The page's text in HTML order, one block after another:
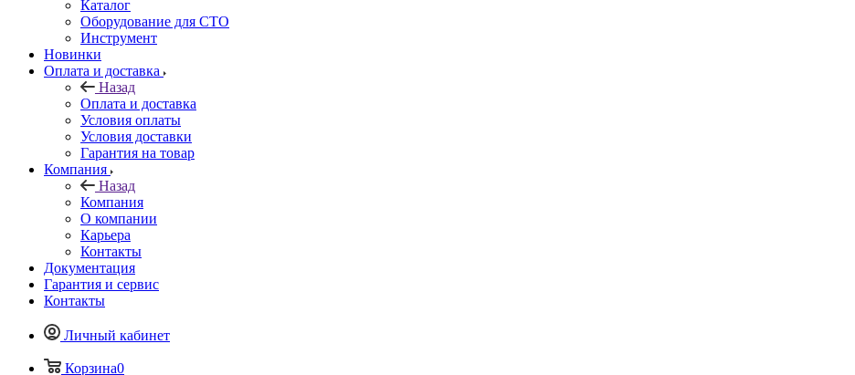
Каталог
Оборудование для СТО
Инструмент
Новинки
Оплата и доставка
Назад
Оплата и доставка
Условия оплаты
Условия доставки
Гарантия на товар
Компания
Назад
Компания
О компании
Карьера
Контакты
Документация
Гарантия и сервис
Контакты
Личный кабинет
Корзина0